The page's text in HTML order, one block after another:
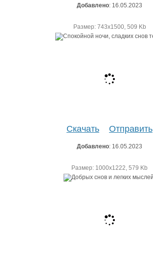
Добавлено: 16.05.2023
Размер: 743х1500, 509 Kb
Скачать Отправить
Добавлено: 16.05.2023
Размер: 1000х1222, 579 Kb